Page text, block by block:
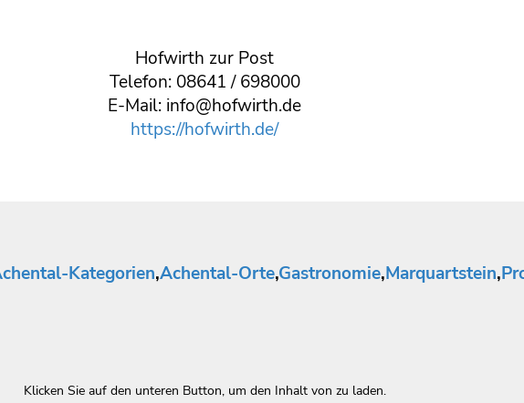
Hofwirth zur Post
Telefon: 08641 / 698000
E-Mail: info@hofwirth.de
https://hofwirth.de/
Kategorien,Achental-Orte,Gastronomie,Marquartstein,
Klicken Sie auf den unteren Button, um den Inhalt von zu laden.